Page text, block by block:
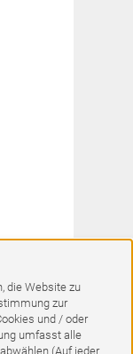
die Website zu
zur
und / oder
umfasst alle
(Auf jeder